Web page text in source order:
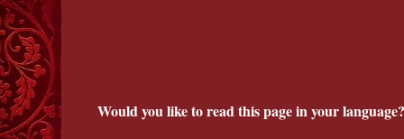
Would you like to read this page in your